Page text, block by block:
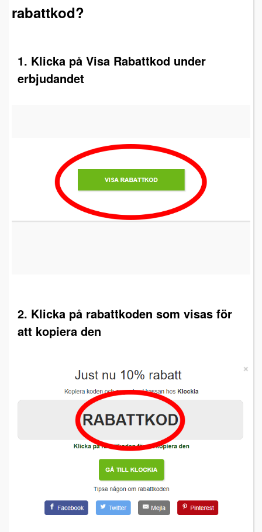
rabattkod?
1. Klicka på Visa Rabattkod under
erbjudandet
2. Klicka på rabattkoden som visas för
att kopiera den